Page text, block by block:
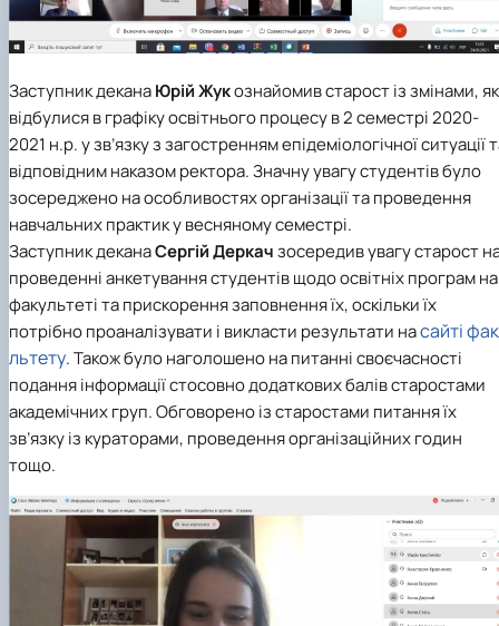
Заступник деканаЮрій Жукознайомив старост із змінами,
відбулися в графіку освітнього процесу в 2 семестрі 2020-
2021 н.р. у зв’язку з загостренням епідеміологічної ситуації
відповідним наказом ректора. Значну увагу студентів було
зосереджено на особливостях організації та проведення
навчальних практик у весняному семестрі.
Заступник деканаСергій Деркачзосередив увагу старост
проведенні анкетування студентів щодо освітніх програм на
факультеті та прискорення заповнення їх, оскільки їх
потрібно проаналізувати і викласти результати насайті
льтету. Також було наголошено на питанні своєчасності
подання інформації стосовно додаткових балів старостами
академічних груп. Обговорено із старостами питання їх
зв’язку із кураторами, проведення організаційних годин
тощо.